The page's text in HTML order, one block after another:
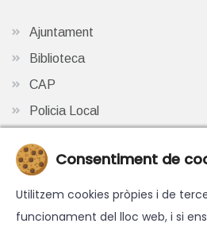
Ajuntament
Biblioteca
CAP
Policia Local
Consentiment de
Utilitzem cookies pròpies i de
funcionament del lloc web, i si